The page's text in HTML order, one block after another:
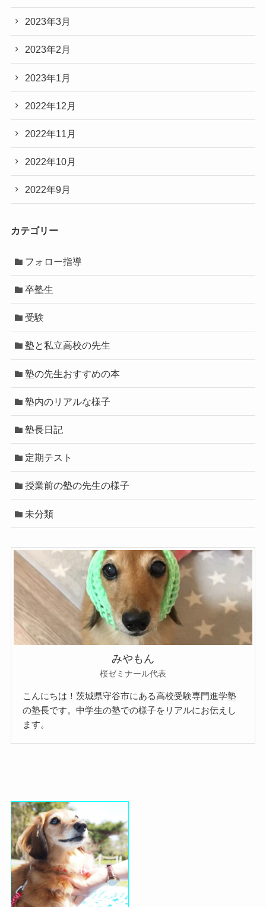
2023年3月
2023年2月
2023年1月
2022年12月
2022年11月
2022年10月
2022年9月
カテゴリー
フォロー指導
卒塾生
受験
塾と私立高校の先生
塾の先生おすすめの本
塾内のリアルな様子
塾長日記
定期テスト
授業前の塾の先生の様子
未分類
みやもん
桜ゼミナール代表
こんにちは！茨城県守谷市にある高校受験専門進学塾
の塾長です。中学生の塾での様子をリアルにお伝えし
ます。